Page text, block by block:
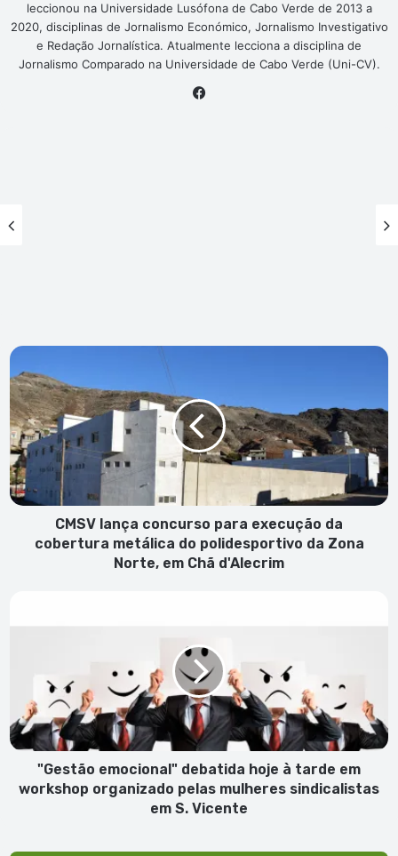
leccionou na Universidade Lusófona de Cabo Verde de 2013 a
2020, disciplinas de Jornalismo Económico, Jornalismo Investigativo
e Redação Jornalística. Atualmente lecciona a disciplina de
Jornalismo Comparado na Universidade de Cabo Verde (Uni-CV).
CMSV
lança
concurso
para
execução
da
cobertura
metálica
do
polidesportivoCMSV lança concurso para execução da
cobertura metálica do polidesportivo da Zona
Norte, em Chã d'Alecrim
workshop
organizado
pelas
mulheres
"Gestão emocional" debatida hoje à tarde em
workshop organizado pelas mulheres sindicalistas
em S. Vicente